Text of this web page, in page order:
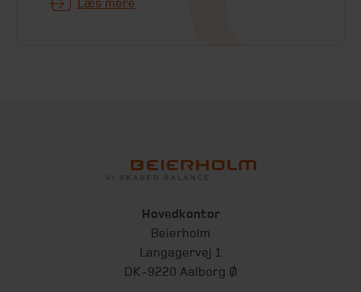
Læs mere
Hovedkontor
Beierholm
Langagervej 1
DK-9220 Aalborg Ø